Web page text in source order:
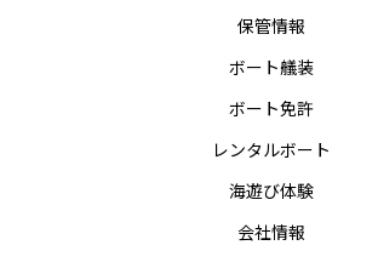
保管情報
ボート艤装
ボート免許
レンタルボート
海遊び体験
会社情報